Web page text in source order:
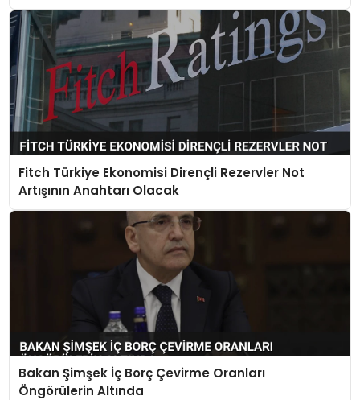
Fitch Türkiye Ekonomisi Dirençli Rezervler Not
Artışının Anahtarı Olacak
Bakan Şimşek İç Borç Çevirme Oranları
Öngörülerin Altında